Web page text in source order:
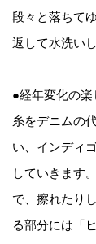
段々と落ちて
返して水洗い
●経年変化の楽
糸をデニムの
い、インディ
していきます
で、擦れたり
る部分には「